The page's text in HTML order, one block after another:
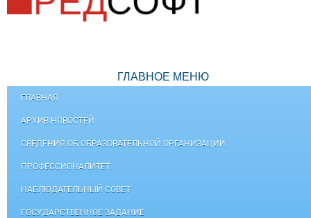
ГЛАВНОЕ МЕНЮ
ГЛАВНАЯ
АРХИВ НОВОСТЕЙ
СВЕДЕНИЯ ОБ ОБРАЗОВАТЕЛЬНОЙ ОРГАНИЗАЦИИ
ПРОФЕССИОНАЛИТЕТ
НАБЛЮДАТЕЛЬНЫЙ СОВЕТ
ГОСУДАРСТВЕННОЕ ЗАДАНИЕ